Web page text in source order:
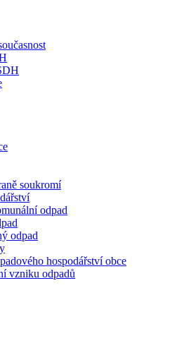
soukromí
odpad
odpad
hospodářství obce
vzniku odpadů